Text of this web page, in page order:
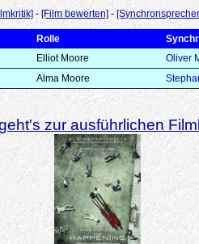
- [Film bewerten] -
Rolle
Elliot Moore
Oliver
Alma Moore
zur ausführlichen